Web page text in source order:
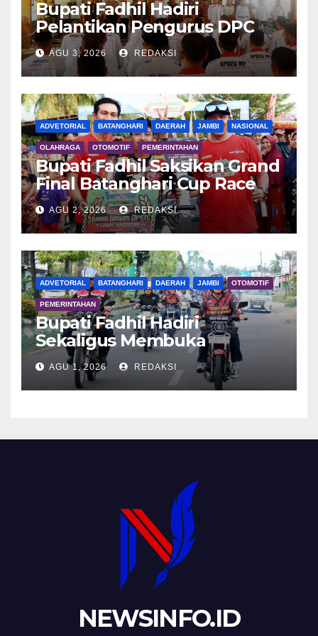
Bupati Fadhil Hadiri
Pelantikan Pengurus DPC
APDESI MP
AGU 3, 2026 REDAKSI
ADVETORIAL BATANGHARI DAERAH JAMBI NASIONAL
OLAHRAGA OTOMOTIF PEMERINTAHAN
Bupati Fadhil Saksikan Grand
Final Batanghari Cup Race
2026
AGU 2, 2026 REDAKSI
ADVETORIAL BATANGHARI DAERAH JAMBI OTOMOTIF
PEMERINTAHAN
Bupati Fadhil Hadiri
Sekaligus Membuka
Kegiatan Batanghari King
Club
AGU 1, 2026 REDAKSI
NEWSINFO.ID